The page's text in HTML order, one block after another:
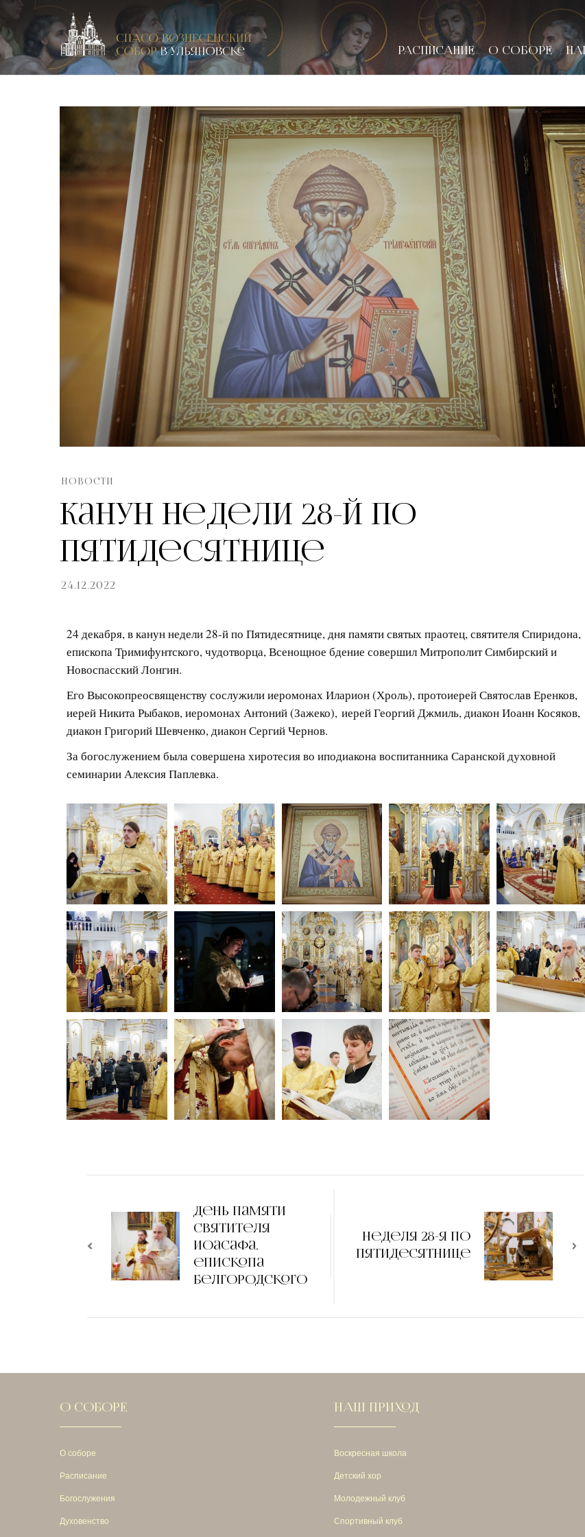
Спасо-Вознесенский кафедральный собор в Ульяновске
РАСПИСАНИЕ О СОБОРЕ
НОВОСТИ
Канун недели 28-й по
Пятидесятнице
24.12.2022
24 декабря, в канун недели 28-й по Пятидесятнице, дня памяти святых праотец, святителя Спиридона,
епископа Тримифунтского, чудотворца, Всенощное бдение совершил Митрополит Симбирский и
Новоспасский Лонгин.
Его Высокопреосвященству сослужили иеромонах Иларион (Хроль), протоиерей Святослав Еренков,
иерей Никита Рыбаков, иеромонах Антоний (Зажеко), иерей Георгий Джмиль, диакон Иоанн Косяков,
диакон Григорий Шевченко, диакон Сергий Чернов.
За богослужением была совершена хиротесия во иподиакона воспитанника Саранской духовной
семинарии Алексия Паплевка.
День памяти
святителя
Иоасафа,
епископа
Белгородского
Неделя 28-я по
Пятидесятнице
О СОБОРЕ
О соборе
Расписание
Богослужения
Духовенство
НАШ ПРИХОД
Воскресная школа
Детский хор
Молодежный клуб
Спортивный клуб